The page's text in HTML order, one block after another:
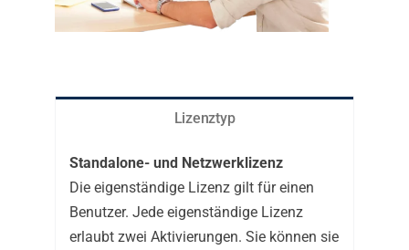
Lizenztyp
Standalone- und Netzwerklizenz
Die eigenständige Lizenz gilt für einen
Benutzer. Jede eigenständige Lizenz
erlaubt zwei Aktivierungen. Sie können sie